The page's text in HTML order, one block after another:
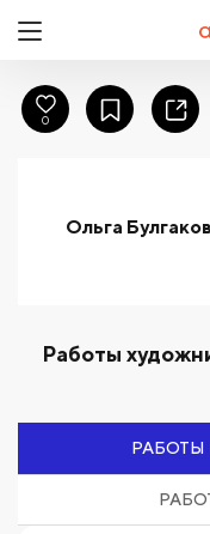
Ольга
Работы
0